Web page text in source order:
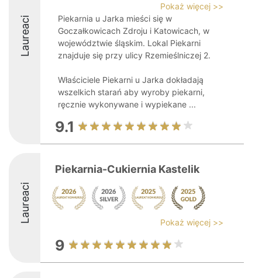
Laureaci
Pokaż więcej >>
Piekarnia u Jarka mieści się w
Goczałkowicach Zdroju i Katowicach, w
województwie śląskim. Lokal Piekarni
znajduje się przy ulicy Rzemieślniczej 2.
Właściciele Piekarni u Jarka dokładają
wszelkich starań aby wyroby piekarni,
ręcznie wykonywane i wypiekane ...
9.1
Laureaci
Piekarnia-Cukiernia Kastelik
Pokaż więcej >>
9